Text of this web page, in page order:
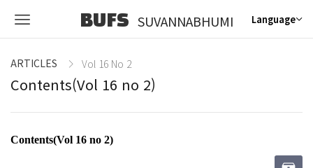
BUFS SUVANNABHUMI Language
ARTICLES Vol 16 No 2
Contents(Vol 16 no 2)
Contents(Vol 16 no 2)